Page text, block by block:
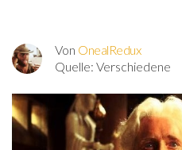
Von OnealRedux
Quelle: Verschiedene